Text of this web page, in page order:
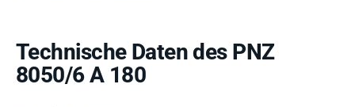
Technische Daten des PNZ
8050/6 A 180